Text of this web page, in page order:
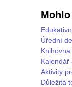
Úřední
Kalendář
Aktivity
Důležitá